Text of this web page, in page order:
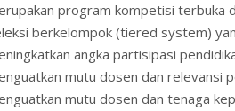
program kompetisi terbuka
berkelompok (tiered system)
angka partisipasi
mutu dosen dan relevansi
mutu dosen dan tenaga